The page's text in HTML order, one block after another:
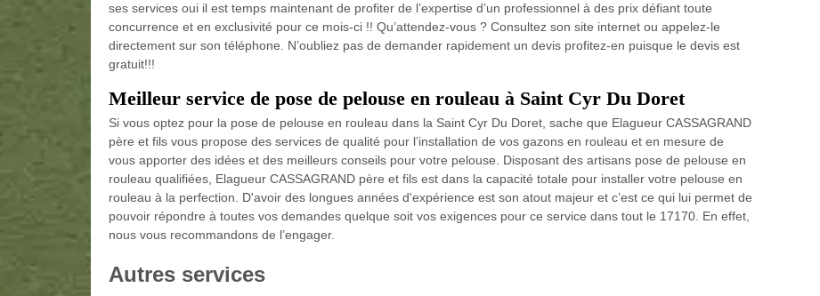
ses services oui il est temps maintenant de profiter de l’expertise d’un professionnel à des prix défiant toute
concurrence et en exclusivité pour ce mois-ci !! Qu’attendez-vous ? Consultez son site internet ou appelez-le
directement sur son téléphone. N’oubliez pas de demander rapidement un devis profitez-en puisque le devis est
gratuit!!!
Meilleur service de pose de pelouse en rouleau à Saint Cyr Du Doret
Si vous optez pour la pose de pelouse en rouleau dans la Saint Cyr Du Doret, sache que Elagueur CASSAGRAND
père et fils vous propose des services de qualité pour l’installation de vos gazons en rouleau et en mesure de
vous apporter des idées et des meilleurs conseils pour votre pelouse. Disposant des artisans pose de pelouse en
rouleau qualifiées, Elagueur CASSAGRAND père et fils est dans la capacité totale pour installer votre pelouse en
rouleau à la perfection. D'avoir des longues années d'expérience est son atout majeur et c’est ce qui lui permet de
pouvoir répondre à toutes vos demandes quelque soit vos exigences pour ce service dans tout le 17170. En effet,
nous vous recommandons de l’engager.
Autres services